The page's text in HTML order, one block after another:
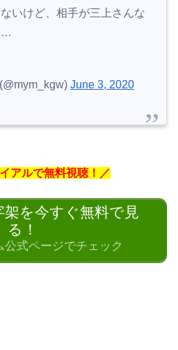
いけど、相手が三上さんな
…
June 3, 2020
アルで無料視聴！／
架を今すぐ無料で見
る！
公式ページでチェック